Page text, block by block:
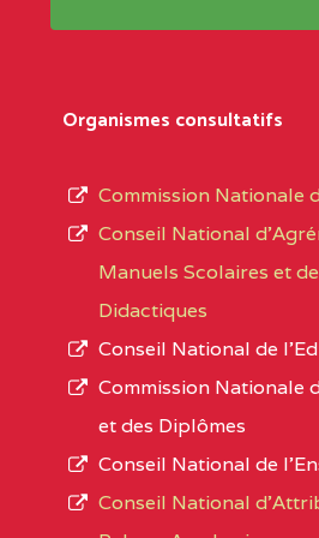
Noms
Localité
Région
ADAMAOUA
L’offre d’éducation
d’immatriculation
suit :
1950
895 CES dont 86
1055 Lycées
72
Organismes consultatifs
Commission Nationale
Conseil National
Manuels Scolaires et
Didactiques
Conseil National de
Commission Nationale
et des Diplômes
Conseil National de
Conseil National